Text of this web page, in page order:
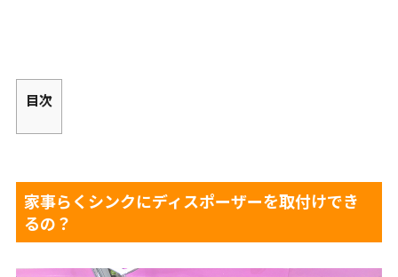
目次
家事らくシンクにディスポーザーを取付けでき
るの？